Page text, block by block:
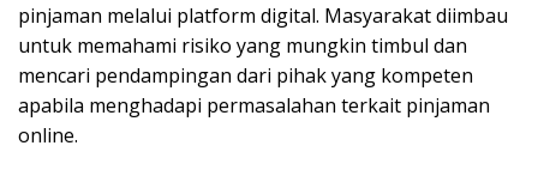
pinjaman melalui platform digital. Masyarakat diimbau
untuk memahami risiko yang mungkin timbul dan
mencari pendampingan dari pihak yang kompeten
apabila menghadapi permasalahan terkait pinjaman
online.